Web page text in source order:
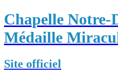
Chapelle Notre-
Médaille
Site officiel